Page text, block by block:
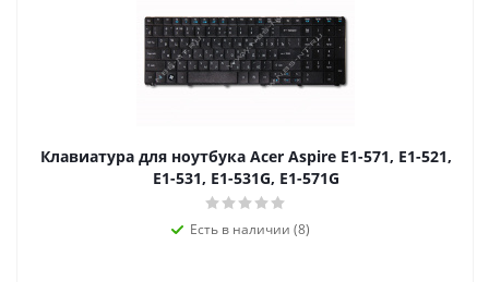
Клавиатура для ноутбука Acer Aspire E1-571, E1-521,
E1-531, E1-531G, E1-571G
Есть в наличии (8)